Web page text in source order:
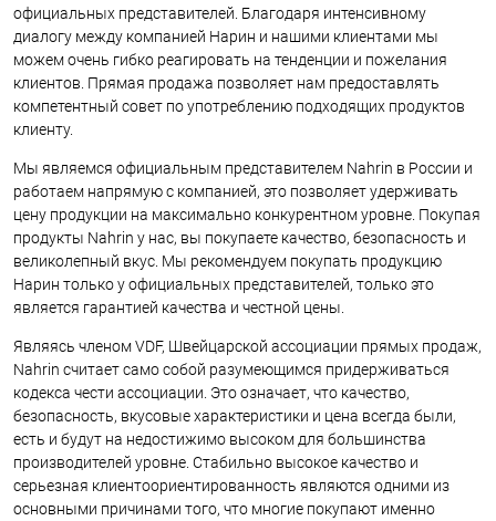
официальных представителей. Благодаря интенсивному
диалогу между компанией Нарин и нашими клиентами мы
можем очень гибко реагировать на тенденции и пожелания
клиентов. Прямая продажа позволяет нам предоставлять
компетентный совет по употреблению подходящих продуктов
клиенту.
Мы являемся официальным представителем Nahrin в России и
работаем напрямую с компанией, это позволяет удерживать
цену продукции на максимально конкурентном уровне. Покупая
продукты Nahrin у нас, вы покупаете качество, безопасность и
великолепный вкус. Мы рекомендуем покупать продукцию
Нарин только у официальных представителей, только это
является гарантией качества и честной цены.
Являясь членом VDF, Швейцарской ассоциации прямых продаж,
Nahrin считает само собой разумеющимся придерживаться
кодекса чести ассоциации. Это означает, что качество,
безопасность, вкусовые характеристики и цена всегда были,
есть и будут на недостижимо высоком для большинства
производителей уровне. Стабильно высокое качество и
серьезная клиентоориентированность являются одними из
основными причинами того, что многие покупают именно